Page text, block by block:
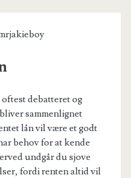
debatteret og
sammenlignet
lån vil være et godt
behov for at kende
undgår du sjove
fordi renten altid vil